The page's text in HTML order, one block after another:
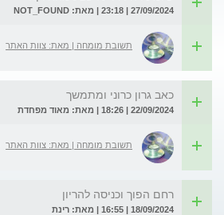
27/09/2024 | 23:18 | מאת: NOT_FOUND
תשובת מומחה | מאת: צוות האתר
כאב גרון כרוני ומתמשך
22/09/2024 | 18:26 | מאת: מאוד מפחדת
תשובת מומחה | מאת: צוות האתר
רחם הפוך וכניסה להריון
18/09/2024 | 16:55 | מאת: רינת